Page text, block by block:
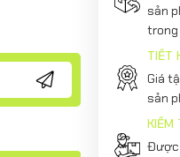
sản
trong
TIẾT
Giá
sản
KIỂM
Được